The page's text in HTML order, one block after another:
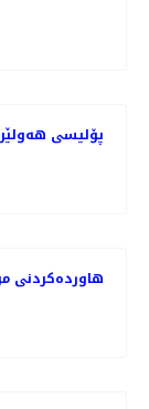
پۆلیسی هەولێر
هاوردەكردنی